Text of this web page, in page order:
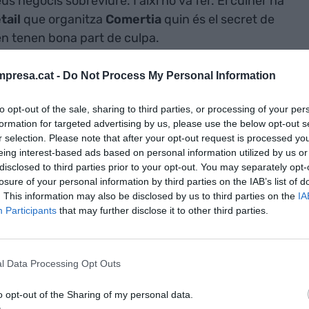
- Do Not Process My Personal Information
opt-out of the sale, sharing to third parties, or processing of your
for targeted advertising by us, please use the below opt-out
selection. Please note that after your opt-out request is processed
interest-based ads based on personal information utilized by us
to third parties prior to your opt-out. You may separately
of your personal information by third parties on the IAB’s list of
This information may also be disclosed by us to third parties on the
Participants that may further disclose it to other third parties.
Data Processing Opt Outs
opt-out of the Sharing of my personal data.
que organitza Comertiaquin és el secret de
tenen bona part de culpa.
del seu nou llibre –elaborat durant el
novetats. Una serà realitat la setmana que ve:
i Bon Preu s’hi sumaran els canelons.
“M’estic plantejant que hauré de tenir una
venir a treballar amb nosaltres per la formació
de negoci, l’univers Jubany ha sortit
2021 marcarà un rècord de facturació fins
que va anar engegant durant el
servit per reanimar una empresa que ho
haver de tancar tots els restaurants i